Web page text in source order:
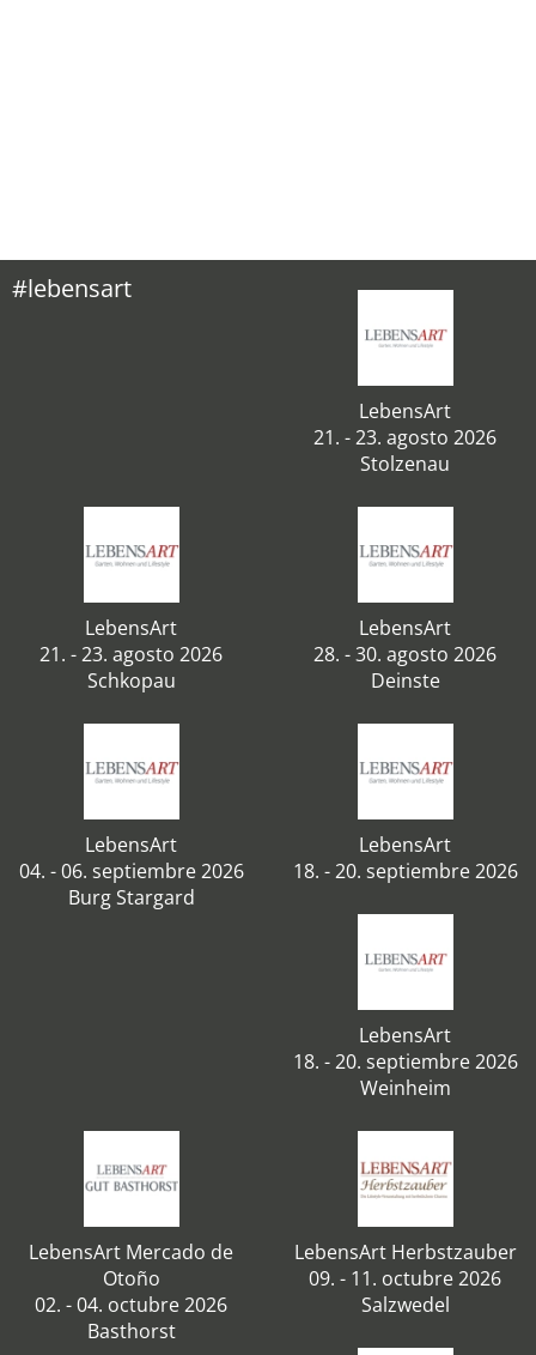
#lebensart
LebensArt
21. - 23. agosto 2026
Stolzenau
LebensArt
21. - 23. agosto 2026
Schkopau
LebensArt
28. - 30. agosto 2026
Deinste
LebensArt
04. - 06. septiembre 2026
Burg Stargard
LebensArt
18. - 20. septiembre 2026
LebensArt
18. - 20. septiembre 2026
Weinheim
LebensArt Mercado de
Otoño
02. - 04. octubre 2026
Basthorst
LebensArt Herbstzauber
09. - 11. octubre 2026
Salzwedel